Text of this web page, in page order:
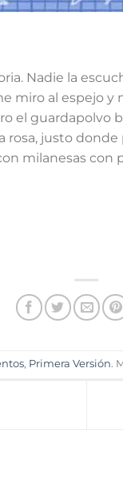
Nadie la
miro al espejo
el
rosa, justo
milanesas con
, Primera Versión.